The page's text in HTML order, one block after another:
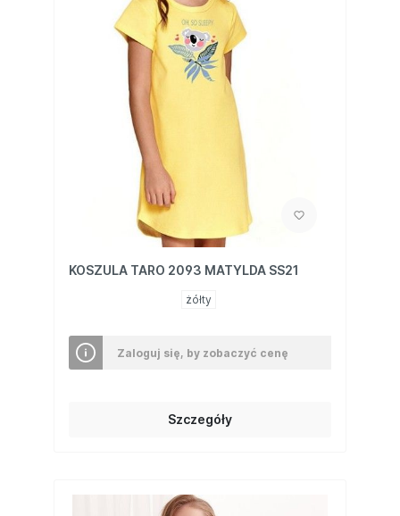
KOSZULA TARO 2093 MATYLDA SS21
żółty
Zaloguj się, by zobaczyć cenę
Szczegóły